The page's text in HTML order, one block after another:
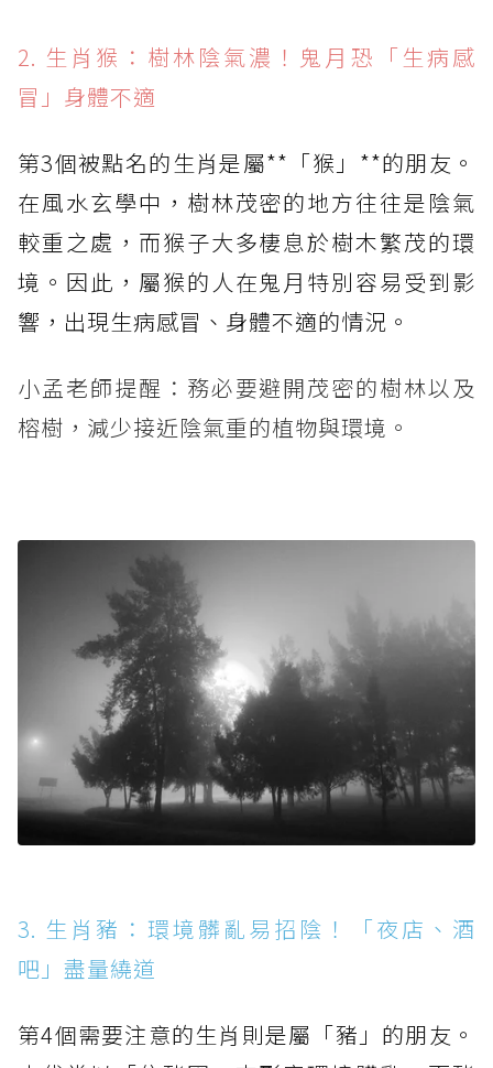
2. 生肖猴：樹林陰氣濃！鬼月恐「生病感
冒」身體不適
第3個被點名的生肖是屬**「猴」**的朋友。
在風水玄學中，樹林茂密的地方往往是陰氣
較重之處，而猴子大多棲息於樹木繁茂的環
境。因此，屬猴的人在鬼月特別容易受到影
響，出現生病感冒、身體不適的情況。
小孟老師提醒：務必要避開茂密的樹林以及
榕樹，減少接近陰氣重的植物與環境。
3. 生肖豬：環境髒亂易招陰！「夜店、酒
吧」盡量繞道
第4個需要注意的生肖則是屬「豬」的朋友。